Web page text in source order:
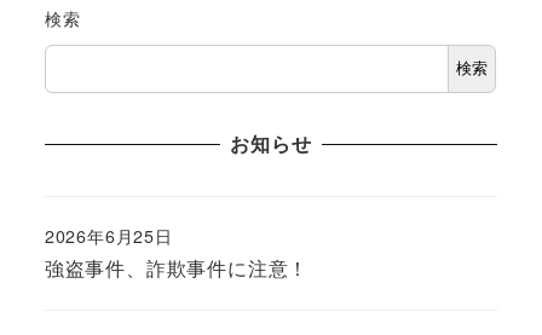
検索
検索
お知らせ
強盗事件、詐欺事件に注意！
2026年6月25日